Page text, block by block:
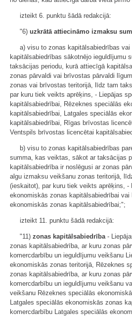
izteikt 6. punktu šādā redakcijā:
"6) uzkrātā attiecināmo izmaksu
a) visu to zonas kapitālsabiedrības vai
kapitālsabiedrības sākotnējo ieguldījumu
taksācijas periodu, kurā attiecīgā
zonas pārvaldi vai brīvostas pārvaldi
zonas vai brīvostas teritorijā, līdz tam
par kuru tiek veikts aprēķins, - Liepājas
kapitālsabiedrībai, Rēzeknes speciālās
kapitālsabiedrībai, Latgales speciālās
kapitālsabiedrībai, Rīgas brīvostas
Ventspils brīvostas licencētai
b) visu to zonas kapitālsabiedrības
summa, kas veiktas, sākot ar taksācijas
kapitālsabiedrība ir noslēgusi ar zonas
algu izmaksu veikšanu zonas teritorijā,
(ieskaitot), par kuru tiek veikts aprēķins, -
ekonomiskās zonas kapitālsabiedrībai vai
ekonomiskās zonas kapitālsabiedrībai;";
izteikt 11. punktu šādā redakcijā:
"11) zonas kapitālsabiedrība -
zonas kapitālsabiedrība, ar kuru zonas
komercdarbību un ieguldījumu veikšanu
ekonomiskās zonas teritorijā, Rēzeknes
zonas kapitālsabiedrība, ar kuru zonas
komercdarbību un ieguldījumu veikšanu
veikšanu Rēzeknes speciālās
Latgales speciālās ekonomiskās zonas
komercdarbību Latgales speciālās